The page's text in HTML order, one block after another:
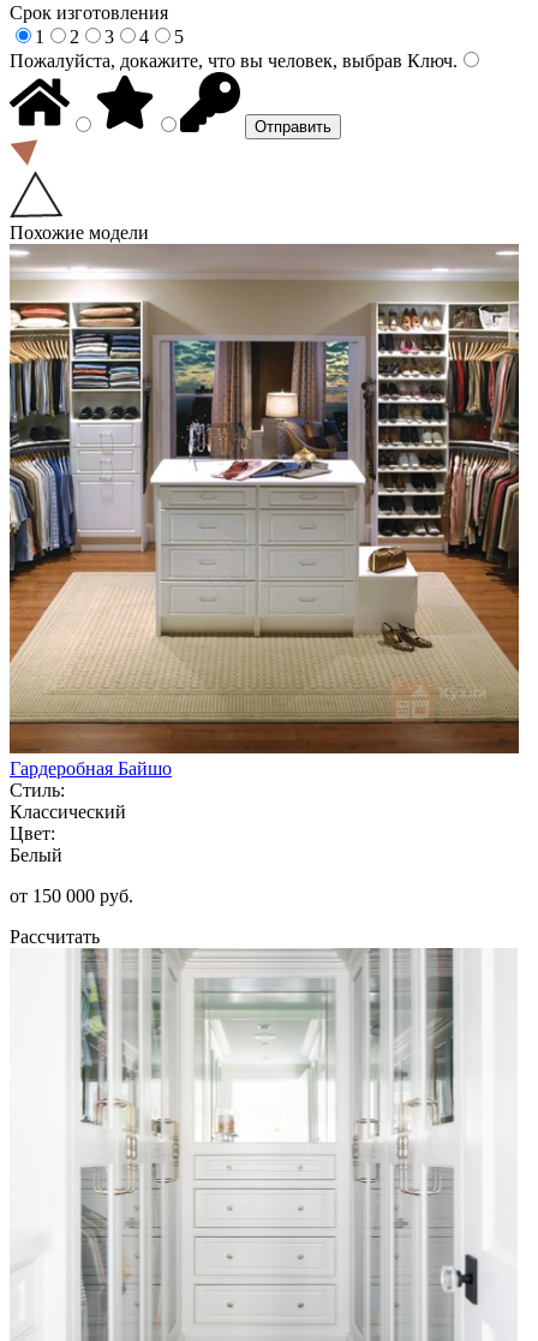
Срок изготовления
1
2 3 4
5
Пожалуйста, докажите, что вы человек, выбрав Ключ.
Похожие модели
Гардеробная Байшо
Стиль:
Классический
Цвет:
Белый
от 150 000 руб.
Рассчитать